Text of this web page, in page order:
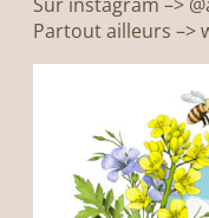
Sur instagram –>
Partout ailleurs –>